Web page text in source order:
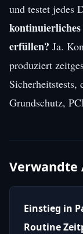
und testet jedes
erfüllen? Ja.
produziert
Grundschutz,
Verwandte
Einstieg in
Routine